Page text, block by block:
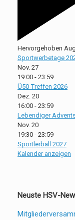
Hervorgehoben
Sportwerbetage
Nov. 27
19:00 - 23:59
Ü50-Treffen 2026
Dez. 20
16:00 - 23:59
Lebendiger
Nov. 20
19:30 - 23:59
Sportlerball 2027
Kalender anzeigen
Neuste HSV-